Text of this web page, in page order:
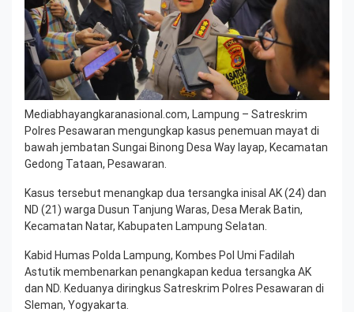
Mediabhayangkaranasional.com, Lampung – Satreskrim
Polres Pesawaran mengungkap kasus penemuan mayat di
bawah jembatan Sungai Binong Desa Way layap, Kecamatan
Gedong Tataan, Pesawaran.
Kasus tersebut menangkap dua tersangka inisal AK (24) dan
ND (21) warga Dusun Tanjung Waras, Desa Merak Batin,
Kecamatan Natar, Kabupaten Lampung Selatan.
Kabid Humas Polda Lampung, Kombes Pol Umi Fadilah
Astutik membenarkan penangkapan kedua tersangka AK
dan ND. Keduanya diringkus Satreskrim Polres Pesawaran di
Sleman, Yogyakarta.